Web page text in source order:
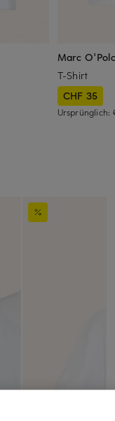
Marc
T-Shirt
CHF 35
Ursprünglich: